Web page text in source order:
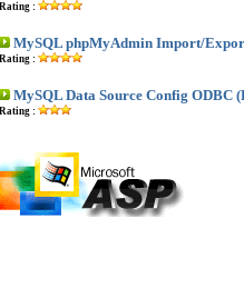
Rating :
MySQL phpMyAdmin Import/
Rating :
MySQL Data Source Config ODBC
Rating :